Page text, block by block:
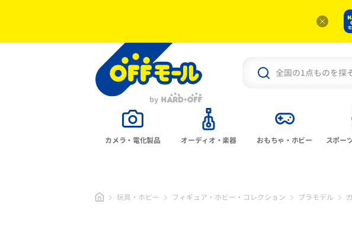
カメラ・電化製品 オーディオ・楽器 おもちゃ・ホビー スポー
玩具・ホビー フィギュア・ホビー・コレクション プラモデル